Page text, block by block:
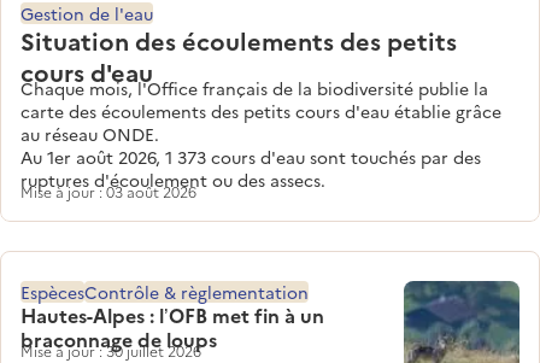
Situation des écoulements des petits
cours d'eau
Gestion de l'eau
Chaque mois, l'Office français de la biodiversité publie la
carte des écoulements des petits cours d'eau établie grâce
au réseau ONDE.
Au 1er août 2026, 1 373 cours d'eau sont touchés par des
ruptures d'écoulement ou des assecs.
Mise à jour : 03 août 2026
Hautes-Alpes : l’OFB met fin à un
braconnage de loups
EspècesContrôle & règlementation
Mise à jour : 30 juillet 2026